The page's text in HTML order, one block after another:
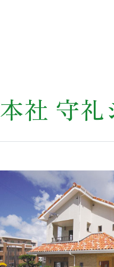
本社 守礼